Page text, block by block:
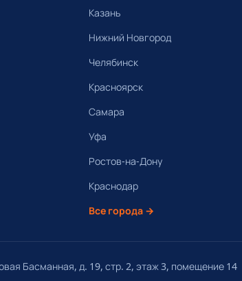
Казань
Нижний Новгород
Челябинск
Красноярск
Самара
Уфа
Ростов-на-Дону
Краснодар
Все города →
Басманная, д. 19, стр. 2, этаж 3, помещение 14